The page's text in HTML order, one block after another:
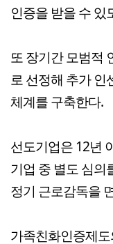
인증을 받을 수 있
또 장기간 모범적
로 선정해 추가 인
체계를 구축한다.
선도기업은 12년
기업 중 별도 심의
정기 근로감독을
가족친화인증제